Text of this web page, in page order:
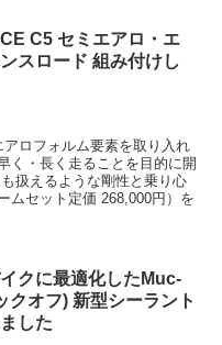
C5 セミエアロ・エ
スロード 組み付けし
ロフォルム要素を取り入れ
く・長く走ることを目的に開
扱えるような剛性と乗り心
ムセット定価 268,000円）を
クに最適化したMuc-
クオフ) 新型シーラント
した